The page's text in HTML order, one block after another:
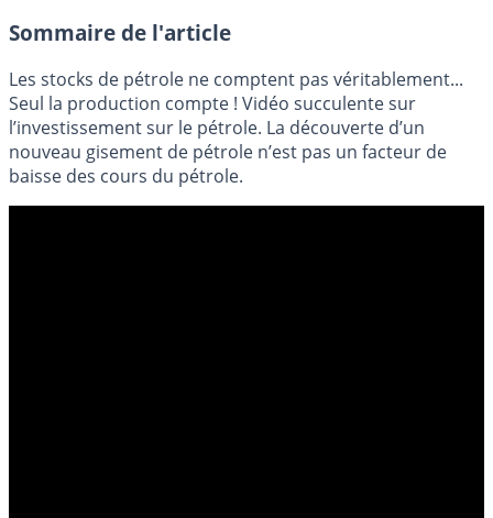
Sommaire de l'article
Les stocks de pétrole ne comptent pas véritablement...
Seul la production compte ! Vidéo succulente sur
l’investissement sur le pétrole. La découverte d’un
nouveau gisement de pétrole n’est pas un facteur de
baisse des cours du pétrole.